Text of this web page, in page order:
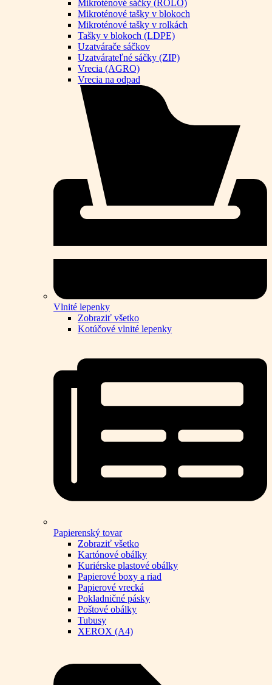
Mikroténové sáčky (ROLO)
Mikroténové tašky v blokoch
Mikroténové tašky v rolkách
Tašky v blokoch (LDPE)
Uzatvárače sáčkov
Uzatvárateľné sáčky (ZIP)
Vrecia (AGRO)
Vrecia na odpad
Vlnité lepenky
Zobraziť všetko
Kotúčové vlnité lepenky
Papierenský tovar
Zobraziť všetko
Kartónové obálky
Kuriérske plastové obálky
Papierové boxy a riad
Papierové vrecká
Pokladničné pásky
Poštové obálky
Tubusy
XEROX (A4)